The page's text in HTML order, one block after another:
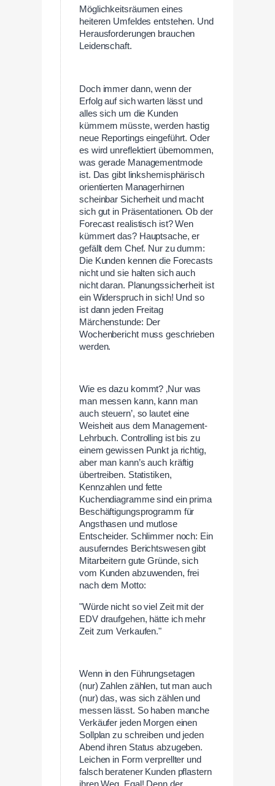
Möglichkeitsräumen eines
heiteren Umfeldes entstehen. Und
Herausforderungen brauchen
Leidenschaft.
Doch immer dann, wenn der
Erfolg auf sich warten lässt und
alles sich um die Kunden
kümmern müsste, werden hastig
neue Reportings eingeführt. Oder
es wird unreflektiert übernommen,
was gerade Managementmode
ist. Das gibt linkshemisphärisch
orientierten Managerhirnen
scheinbar Sicherheit und macht
sich gut in Präsentationen. Ob der
Forecast realistisch ist? Wen
kümmert das? Hauptsache, er
gefällt dem Chef. Nur zu dumm:
Die Kunden kennen die Forecasts
nicht und sie halten sich auch
nicht daran. Planungssicherheit ist
ein Widerspruch in sich! Und so
ist dann jeden Freitag
Märchenstunde: Der
Wochenbericht muss geschrieben
werden.
Wie es dazu kommt? ‚Nur was
man messen kann, kann man
auch steuern’, so lautet eine
Weisheit aus dem Management-
Lehrbuch. Controlling ist bis zu
einem gewissen Punkt ja richtig,
aber man kann’s auch kräftig
übertreiben. Statistiken,
Kennzahlen und fette
Kuchendiagramme sind ein prima
Beschäftigungsprogramm für
Angsthasen und mutlose
Entscheider. Schlimmer noch: Ein
ausuferndes Berichtswesen gibt
Mitarbeitern gute Gründe, sich
vom Kunden abzuwenden, frei
nach dem Motto:
"Würde nicht so viel Zeit mit der
EDV draufgehen, hätte ich mehr
Zeit zum Verkaufen."
Wenn in den Führungsetagen
(nur) Zahlen zählen, tut man auch
(nur) das, was sich zählen und
messen lässt. So haben manche
Verkäufer jeden Morgen einen
Sollplan zu schreiben und jeden
Abend ihren Status abzugeben.
Leichen in Form verprellter und
falsch beratener Kunden pflastern